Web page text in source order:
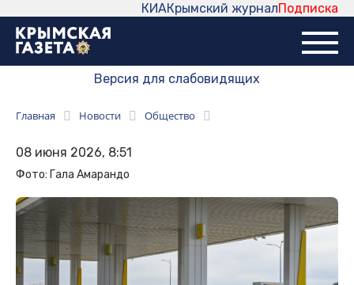
Подписка
Крымский журнал
КИА
Версия для слабовидящих
Главная Новости Общество
08 июня 2026, 8:51
Фото: Гала Амарандо